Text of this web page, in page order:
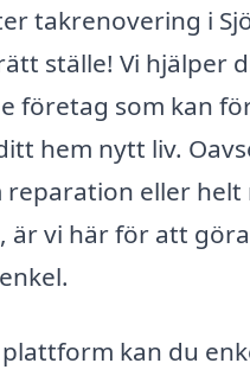
takrenovering i
ställe! Vi hjälper
företag som kan
hem nytt liv.
reparation eller helt
är vi här för att
kan du